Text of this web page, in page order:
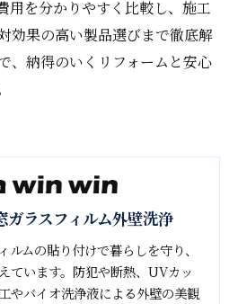
用を分かりやすく比較し、施工
効果の高い製品選びまで徹底解
、納得のいくリフォームと安心
ラスフィルム外壁洗浄
ルムの貼り付けで暮らしを守り、
ています。防犯や断熱、UVカッ
やバイオ洗浄液による外壁の美観